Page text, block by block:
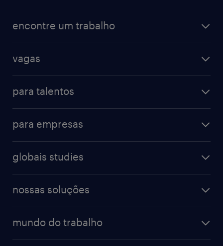
encontre um trabalho
vagas
para talentos
para empresas
globais studies
nossas soluções
mundo do trabalho